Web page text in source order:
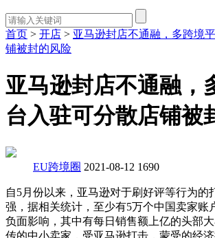
首页 > 开店 > 亚马逊封店不通融，多跨境
铺被封的风险
亚马逊封店不通融，
台入驻可分散店铺被
EU跨境圈 2021-08-12 1690
自5月份以来，亚马逊对于刷好评等行为的
强，据相关统计，至少有5万个中国卖家账
负面影响，其中有每日销售额上亿的头部
传的中小卖家，受亚马逊打击，蒙受的经